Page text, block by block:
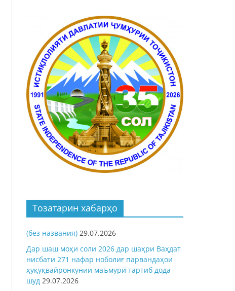
Тозатарин хабарҳо
(без названия) 29.07.2026
Дар шаш моҳи соли 2026 дар шаҳри Ваҳдат
нисбати 271 нафар ноболиғ парвандаҳои
ҳуқуқвайронкунии маъмурӣ тартиб дода
шуд 29.07.2026